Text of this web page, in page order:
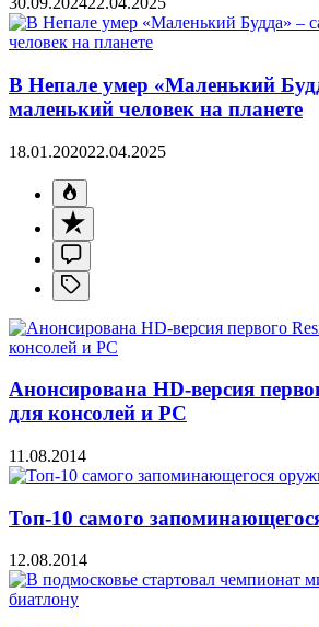
В Непале умер «Маленький
маленький человек на планете
18.01.202022.04.2025
Анонсирована HD-версия
для консолей и PC
11.08.2014
Топ-10 самого
12.08.2014